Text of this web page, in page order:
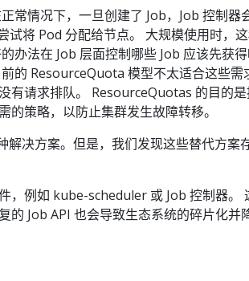
常情况下，一旦创建了 Job，Job 控制器
将 Pod 分配给节点。 大规模使用时，
办法在 Job 层面控制哪些 Job 应该先获
的 ResourceQuota 模型不太适合这些需
有请求排队。 ResourceQuotas 的目的
策略，以防止集群发生故障转移。
决方案。但是，我们发现这些替代方案
，例如 kube-scheduler 或 Job 控制器。
的 Job API 也会导致生态系统的碎片化并